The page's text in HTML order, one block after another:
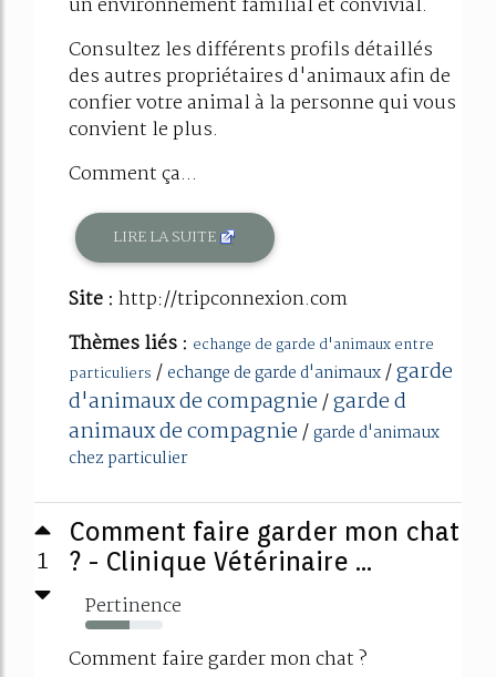
Consultez les différents profils détaillés
des autres propriétaires d'animaux afin de
confier votre animal à la personne qui vous
convient le plus.
Comment ça...
LIRE LA SUITE
Site : http://tripconnexion.com
Thèmes liés : echange de garde d'animaux entre
particuliers / echange de garde d'animaux/garde
d'animaux de compagnie/garde d
animaux de compagnie/ garde d'animaux
chez particulier
1
Comment faire garder mon chat
? - Clinique Vétérinaire ...
Pertinence
57%
Comment faire garder mon chat ?